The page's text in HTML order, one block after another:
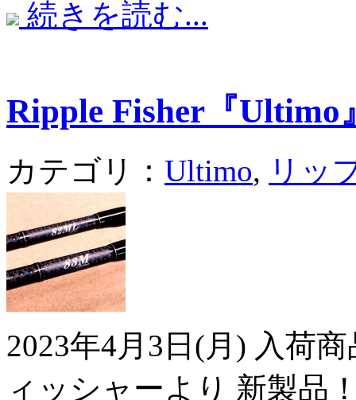
続きを読む...
Ripple Fisher『Ultimo
カテゴリ： Ultimo, リッ
2023年4月3日(月) 入荷
ィッシャーより 新製品